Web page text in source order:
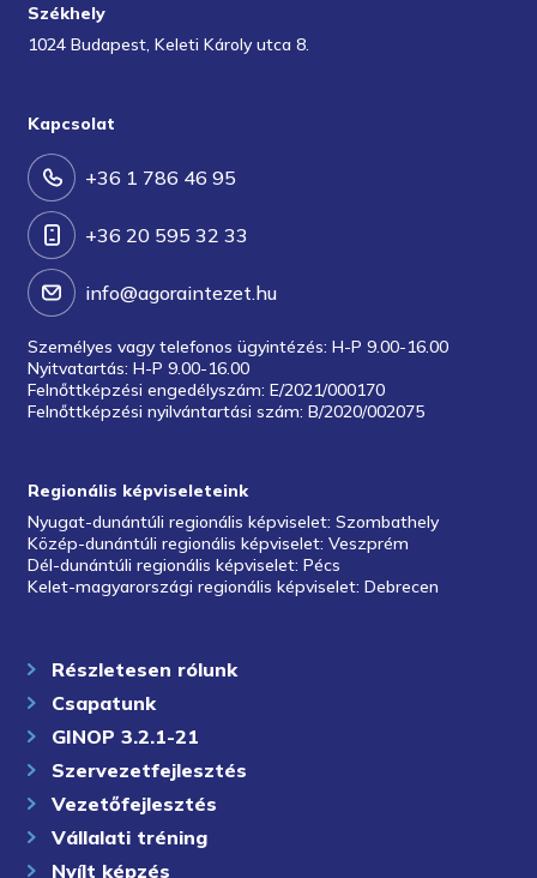
Székhely
1024 Budapest, Keleti Károly utca 8.
Kapcsolat
+36 1 786 46 95
+36 20 595 32 33
info@agoraintezet.hu
Személyes vagy telefonos ügyintézés: H-P 9.00-16.00
Nyitvatartás: H-P 9.00-16.00
Felnőttképzési engedélyszám: E/2021/000170
Felnőttképzési nyilvántartási szám: B/2020/002075
Regionális képviseleteink
Nyugat-dunántúli regionális képviselet: Szombathely
Közép-dunántúli regionális képviselet: Veszprém
Dél-dunántúli regionális képviselet: Pécs
Kelet-magyarországi regionális képviselet: Debrecen
Részletesen rólunk
Csapatunk
GINOP 3.2.1-21
Szervezetfejlesztés
Vezetőfejlesztés
Vállalati tréning
Nyílt képzés